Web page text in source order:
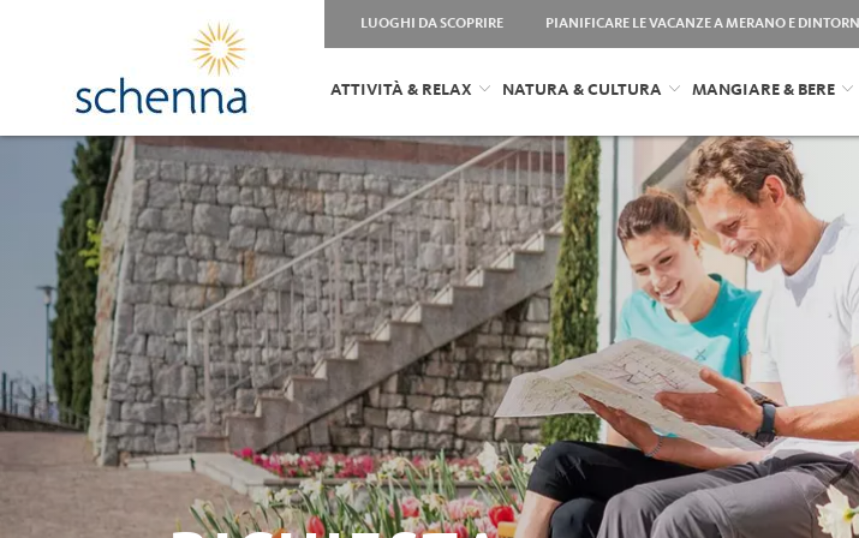
LUOGHI DA SCOPRIRE PIANIFICARE LE VACANZE A MERANO E DINTORNI
ATTIVITÀ & RELAX NATURA & CULTURA MANGIARE & BERE